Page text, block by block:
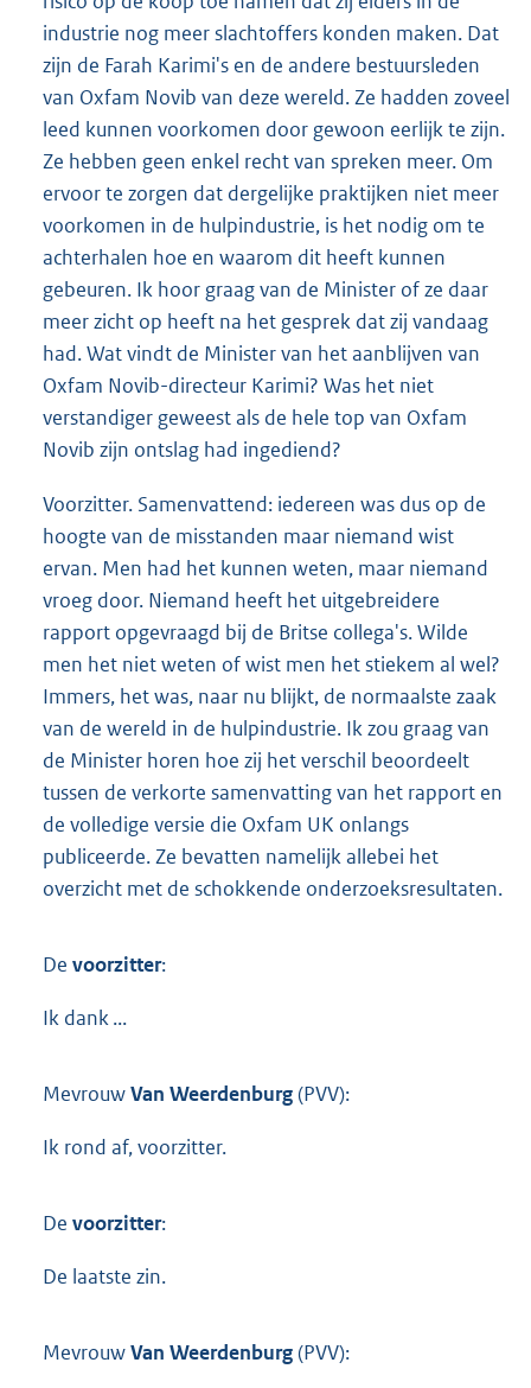
industrie nog meer slachtoffers konden maken. Dat
zijn de Farah Karimi's en de andere bestuursleden
van Oxfam Novib van deze wereld. Ze hadden zoveel
leed kunnen voorkomen door gewoon eerlijk te zijn.
Ze hebben geen enkel recht van spreken meer. Om
ervoor te zorgen dat dergelijke praktijken niet meer
voorkomen in de hulpindustrie, is het nodig om te
achterhalen hoe en waarom dit heeft kunnen
gebeuren. Ik hoor graag van de Minister of ze daar
meer zicht op heeft na het gesprek dat zij vandaag
had. Wat vindt de Minister van het aanblijven van
Oxfam Novib-directeur Karimi? Was het niet
verstandiger geweest als de hele top van Oxfam
Novib zijn ontslag had ingediend?
Voorzitter. Samenvattend: iedereen was dus op de
hoogte van de misstanden maar niemand wist
ervan. Men had het kunnen weten, maar niemand
vroeg door. Niemand heeft het uitgebreidere
rapport opgevraagd bij de Britse collega's. Wilde
men het niet weten of wist men het stiekem al wel?
Immers, het was, naar nu blijkt, de normaalste zaak
van de wereld in de hulpindustrie. Ik zou graag van
de Minister horen hoe zij het verschil beoordeelt
tussen de verkorte samenvatting van het rapport en
de volledige versie die Oxfam UK onlangs
publiceerde. Ze bevatten namelijk allebei het
overzicht met de schokkende onderzoeksresultaten.
De voorzitter:
Ik dank ...
MevrouwVan Weerdenburg(PVV):
Ik rond af, voorzitter.
De voorzitter:
De laatste zin.
MevrouwVan Weerdenburg(PVV):